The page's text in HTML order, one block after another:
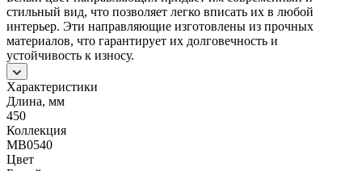
стильный вид, что позволяет легко вписать их в любой
интерьер. Эти направляющие изготовлены из прочных
материалов, что гарантирует их долговечность и
устойчивость к износу.
Характеристики
Длина, мм
450
Коллекция
MB0540
Цвет